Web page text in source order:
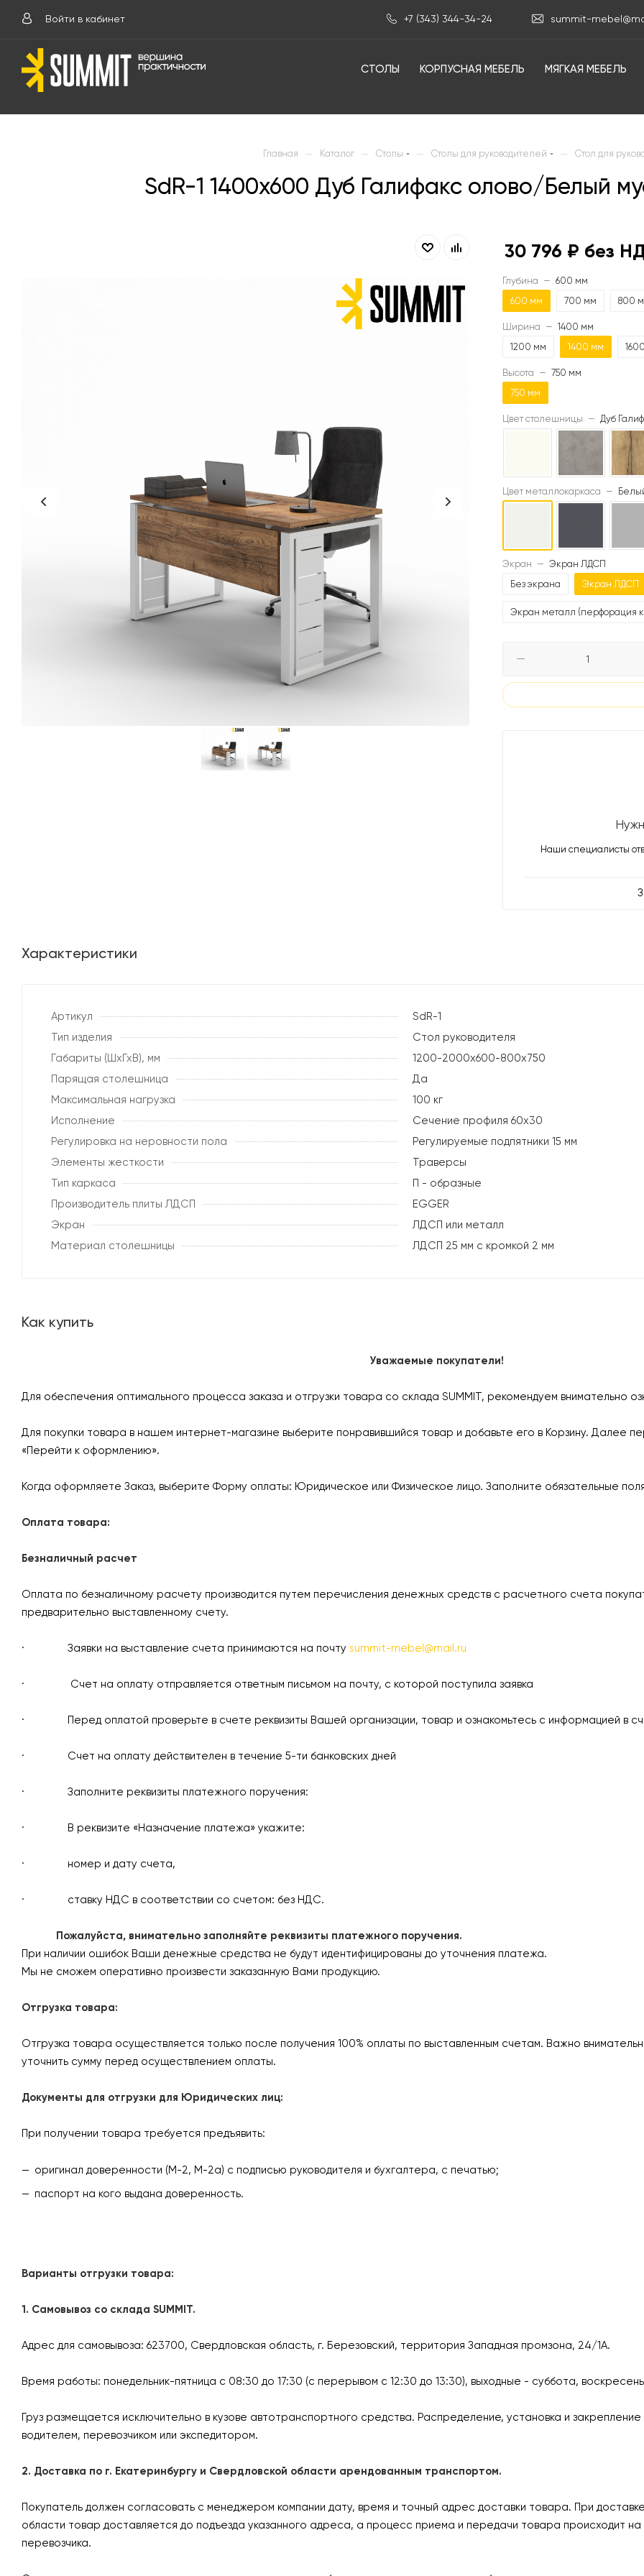
Войти в кабинет +7 (343) 344-34-24 summit-
СТОЛЫ КОРПУСНАЯ МЕБЕЛЬ МЯГКАЯ МЕБЕЛЬ
Главная — Каталог — Столы — Столы для руководителей — Стол для
SdR-1 1400х600 Дуб Галифакс олово/Белый
30 796 ₽ без
Глубина — 600 мм
600 мм
700 мм 800
Ширина — 1400 мм
1200 мм
1400 мм
Высота — 750 мм
750 мм
Цвет столешницы — Дуб
Цвет металлокаркаса —
Экран — Экран ЛДСП
Без экрана
Экран ЛДСП
Экран металл (перфорация
Наши специалисты
Характеристики
Артикул
SdR-1
Тип изделия
Стол руководителя
Габариты (ШхГхВ), мм
1200-2000х600-800х750
Парящая столешница
Да
Максимальная нагрузка
100 кг
Исполнение
Сечение профиля 60х30
Регулировка на неровности пола
Регулируемые подпятники 15 мм
Элементы жесткости
Траверсы
Тип каркаса
П - образные
Производитель плиты ЛДСП
EGGER
Экран
ЛДСП или металл
Материал столешницы
ЛДСП 25 мм с кромкой 2 мм
Как купить
Уважаемые покупатели!
Для обеспечения оптимального процесса заказа и отгрузки товара со склада SUMMIT, рекомендуем внимательно
Для покупки товара в нашем интернет-магазине выберите понравившийся товар и добавьте его в Корзину. Далее
«Перейти к оформлению».
Когда оформляете Заказ, выберите Форму оплаты: Юридическое или Физическое лицо. Заполните обязательные
Оплата товара:
Безналичный расчет
Оплата по безналичному расчету производится путем перечисления денежных средств с расчетного счета
предварительно выставленному счету.
· Заявки на выставление счета принимаются на почту summit-mebel@mail.ru
· Счет на оплату отправляется ответным письмом на почту, с которой поступила заявка
· Перед оплатой проверьте в счете реквизиты Вашей организации, товар и ознакомьтесь с информацией в
· Счет на оплату действителен в течение 5-ти банковских дней
· Заполните реквизиты платежного поручения:
· В реквизите «Назначение платежа» укажите:
· номер и дату счета,
· ставку НДС в соответствии со счетом: без НДС.
Пожалуйста, внимательно заполняйте реквизиты платежного поручения.
При наличии ошибок Ваши денежные средства не будут идентифицированы до уточнения платежа.
Мы не сможем оперативно произвести заказанную Вами продукцию.
Отгрузка товара:
Отгрузка товара осуществляется только после получения 100% оплаты по выставленным счетам. Важно
уточнить сумму перед осуществлением оплаты.
Документы для отгрузки для Юридических лиц:
При получении товара требуется предъявить:
оригинал доверенности (М-2, М-2а) с подписью руководителя и бухгалтера, с печатью;
паспорт на кого выдана доверенность.
Варианты отгрузки товара:
1. Самовывоз со склада SUMMIT.
Адрес для самовывоза: 623700, Свердловская область, г. Березовский, территория Западная промзона, 24/1А.
Время работы: понедельник-пятница с 08:30 до 17:30 (с перерывом с 12:30 до 13:30), выходные - суббота,
Груз размещается исключительно в кузове автотранспортного средства. Распределение, установка и
водителем, перевозчиком или экспедитором.
2. Доставка по г. Екатеринбургу и Свердловской области арендованным транспортом.
Покупатель должен согласовать с менеджером компании дату, время и точный адрес доставки товара. При
области товар доставляется до подъезда указанного адреса, а процесс приема и передачи товара происходит
перевозчика.